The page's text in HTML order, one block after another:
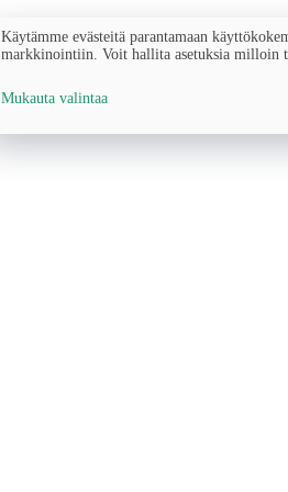
Käytämme evästeitä parantamaan
markkinointiin. Voit hallita asetuksia milloin
Mukauta valintaa